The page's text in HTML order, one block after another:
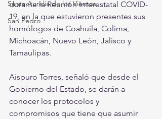
Santa Aurelia de los Vientos
San Pedro
durante la Reunión Interestatal COVID-
19, en la que estuvieron presentes sus
homólogos de Coahuila, Colima,
Michoacán, Nuevo León, Jalisco y
Tamaulipas.
Aispuro Torres, señaló que desde el
Gobierno del Estado, se darán a
conocer los protocolos y
compromisos que tiene que asumir